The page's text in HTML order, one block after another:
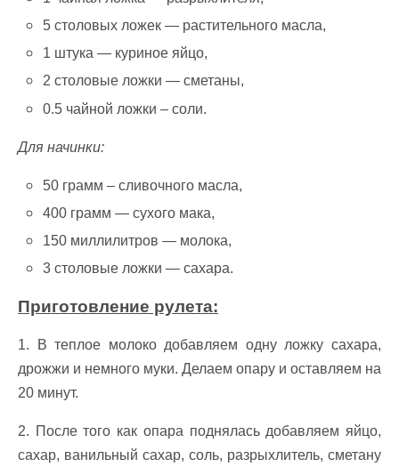
5 столовых ложек — растительного масла,
1 штука — куриное яйцо,
2 столовые ложки — сметаны,
0.5 чайной ложки – соли.
Для начинки:
50 грамм – сливочного масла,
400 грамм — сухого мака,
150 миллилитров — молока,
3 столовые ложки — сахара.
Приготовление рулета:
1. В теплое молоко добавляем одну ложку сахара,
дрожжи и немного муки. Делаем опару и оставляем на
20 минут.
2. После того как опара поднялась добавляем яйцо,
сахар, ванильный сахар, соль, разрыхлитель, сметану